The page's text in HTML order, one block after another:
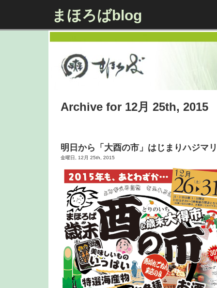
まほろばblog
Archive for 12月 25th, 2015
明日から「大酉の市」はじまりハジマ
金曜日, 12月 25th, 2015